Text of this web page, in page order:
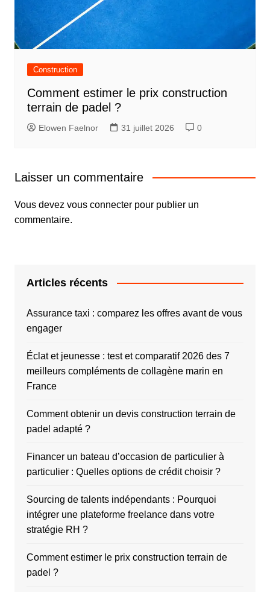
Construction
Comment estimer le prix construction
terrain de padel ?
Elowen Faelnor 31 juillet 2026 0
Laisser un commentaire
Vous devez vous connecterpour publier un
commentaire.
Articles récents
Assurance taxi : comparez les offres avant de vous
engager
Éclat et jeunesse : test et comparatif 2026 des 7
meilleurs compléments de collagène marin en
France
Comment obtenir un devis construction terrain de
padel adapté ?
Financer un bateau d’occasion de particulier à
particulier : Quelles options de crédit choisir ?
Sourcing de talents indépendants : Pourquoi
intégrer une plateforme freelance dans votre
stratégie RH ?
Comment estimer le prix construction terrain de
padel ?